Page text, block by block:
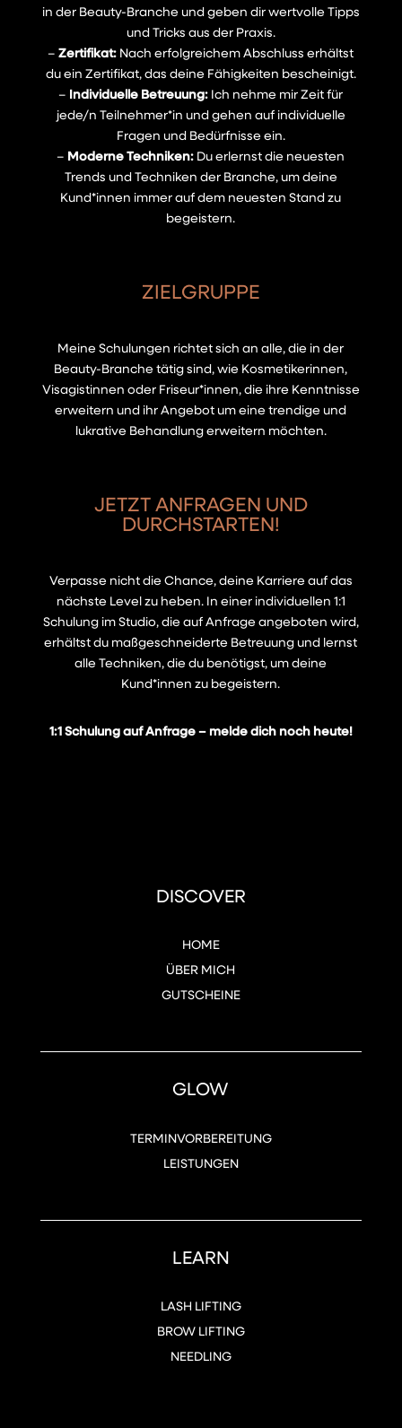
in der Beauty-Branche und geben dir wertvolle Tipps
und Tricks aus der Praxis.
–Zertifikat: Nach erfolgreichem Abschluss erhältst
du ein Zertifikat, das deine Fähigkeiten bescheinigt.
– Individuelle Betreuung: Ich nehme mir Zeit für
jede/n Teilnehmer*in und gehen auf individuelle
Fragen und Bedürfnisse ein.
– Moderne Techniken: Du erlernst die neuesten
Trends und Techniken der Branche, um deine
Kund*innen immer auf dem neuesten Stand zu
begeistern.
ZIELGRUPPE
Meine Schulungen richtet sich an alle, die in der
Beauty-Branche tätig sind, wie Kosmetikerinnen,
Visagistinnen oder Friseur*innen, die ihre Kenntnisse
erweitern und ihr Angebot um eine trendige und
lukrative Behandlung erweitern möchten.
JETZT ANFRAGEN UND
DURCHSTARTEN!
Verpasse nicht die Chance, deine Karriere auf das
nächste Level zu heben. In einer individuellen 1:1
Schulung im Studio, die auf Anfrage angeboten wird,
erhältst du maßgeschneiderte Betreuung und lernst
alle Techniken, die du benötigst, um deine
Kund*innen zu begeistern.
1:1 Schulung auf Anfrage – melde dich noch heute!
DISCOVER
HOME
ÜBER MICH
GUTSCHEINE
GLOW
TERMINVORBEREITUNG
LEISTUNGEN
LEARN
LASH LIFTING
BROW LIFTING
NEEDLING